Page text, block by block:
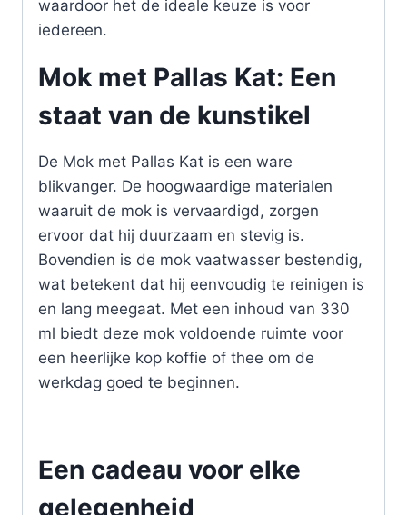
waardoor het de ideale keuze is voor
iedereen.
Mok met Pallas Kat: Een
staat van de kunstikel
De Mok met Pallas Kat is een ware
blikvanger. De hoogwaardige materialen
waaruit de mok is vervaardigd, zorgen
ervoor dat hij duurzaam en stevig is.
Bovendien is de mok vaatwasser bestendig,
wat betekent dat hij eenvoudig te reinigen is
en lang meegaat. Met een inhoud van 330
ml biedt deze mok voldoende ruimte voor
een heerlijke kop koffie of thee om de
werkdag goed te beginnen.
Een cadeau voor elke
gelegenheid